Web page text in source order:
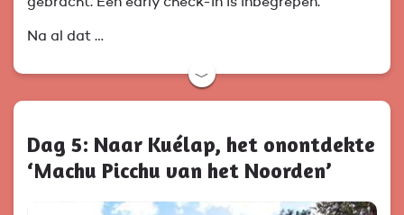
Na al dat …
﹀
Dag 5: Naar Kuélap, het onontdekte
‘Machu Picchu van het Noorden’